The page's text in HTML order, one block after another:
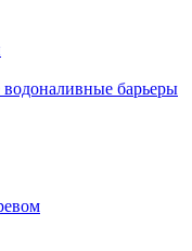
барьеры